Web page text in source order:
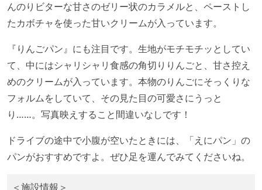
んのりビターな甘さのゼリー状のカラメルと、ペーストし
たカボチャを使った甘いクリームが入っています。
『りんごパン』にも注目です。生地がモチモチッとしてい
て、中にはシャリシャリ食感の角切りりんごと、甘さ控え
めのクリームが入っています。本物のりんごにそっくりな
フォルムをしていて、その見た目の可愛さにうっと
り……。写真映えすること間違いなしです！
ドライブの途中で小腹が空いたときには、「えにパン」の
パンがおすすめですよ。ぜひ足を運んでみてくださいね。
＜施設情報＞